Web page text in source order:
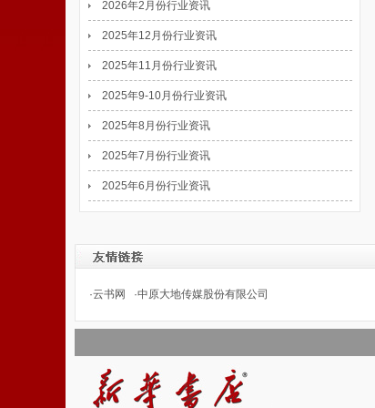
2026年2月份行业资讯
2025年12月份行业资讯
2025年11月份行业资讯
2025年9-10月份行业资讯
2025年8月份行业资讯
2025年7月份行业资讯
2025年6月份行业资讯
·云书网 ·中原大地传媒股份有限公司